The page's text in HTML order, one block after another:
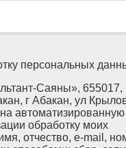
персональных
Саяны», 655017,
г Абакан, ул
автоматизированную
обработку моих
отчество, e-mail,